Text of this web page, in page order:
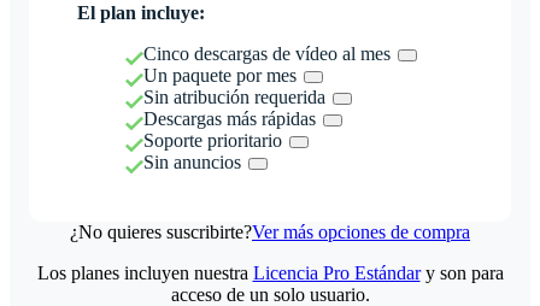
El plan incluye:
Cinco descargas de vídeo al mes
Un paquete por mes
Sin atribución requerida
Descargas más rápidas
Soporte prioritario
Sin anuncios
¿No quieres suscribirte?Ver más opciones de compra
Los planes incluyen nuestra Licencia Pro Estándary son para
acceso de un solo usuario.